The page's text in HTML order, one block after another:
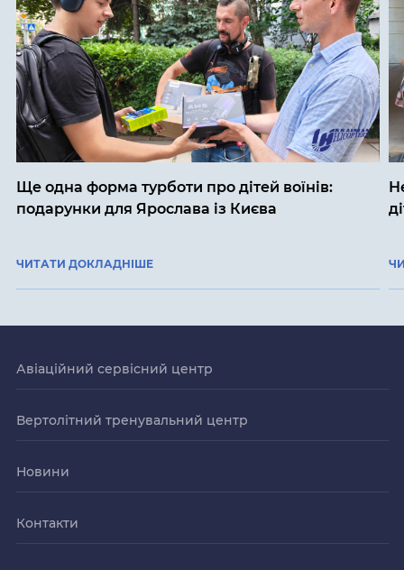
Ще одна форма турботи про дітей воїнів:
подарунки для Ярослава із Києва
ЧИТАТИ ДОКЛАДНІШЕ
Авіаційний сервісний центр
Вертолітний тренувальний центр
Новини
Контакти